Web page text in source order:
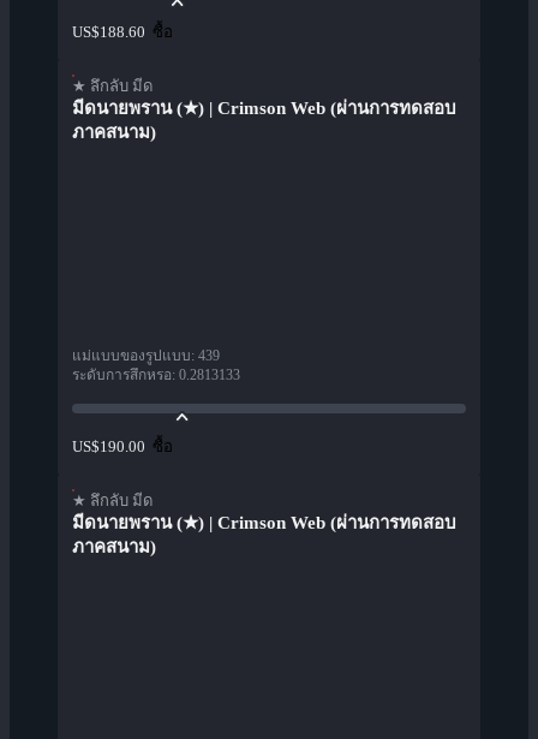
US$188.60 ซื้อ
★ ลึกลับ มีด
มีดนายพราน (★) | Crimson Web (ผ่านการทดสอบ
ภาคสนาม)
แม่แบบของรูปแบบ: 439
ระดับการสึกหรอ: 0.2813133
US$190.00 ซื้อ
★ ลึกลับ มีด
มีดนายพราน (★) | Crimson Web (ผ่านการทดสอบ
ภาคสนาม)